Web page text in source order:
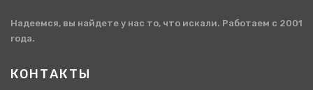
Надеемся, вы найдете у нас то, что искали. Работаем с 2001
года.
КОНТАКТЫ